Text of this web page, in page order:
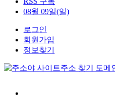
08월 09일(일)
로그인
회원가입
정보찾기